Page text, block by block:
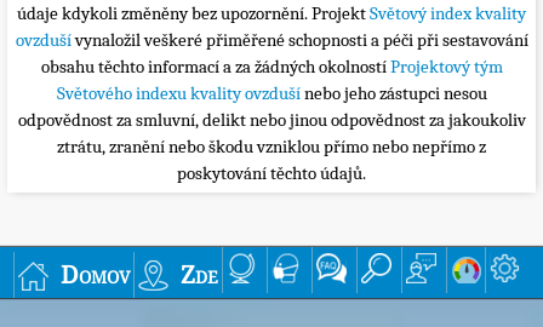
údaje kdykoli změněny bez upozornění. ProjektSvětový index kvality
ovzdušívynaložil veškeré přiměřené schopnosti a péči při sestavování
obsahu těchto informací a za žádných okolnostíProjektový tým
Světového indexu kvality ovzdušínebo jeho zástupci nesou
odpovědnost za smluvní, delikt nebo jinou odpovědnost za jakoukoliv
ztrátu, zranění nebo škodu vzniklou přímo nebo nepřímo z
poskytování těchto údajů.
Domov Zde